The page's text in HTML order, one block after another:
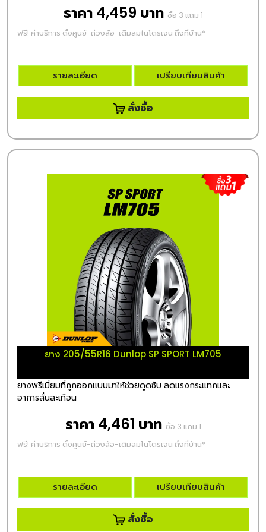
ราคา 4,459 บาท ซื้อ 3 แถม 1
ฟรี! ค่าบริการ ตั้งศูนย์-ถ่วงล้อ-เติมลมไนโตรเจน ถึงที่บ้าน*
รายละเอียด เปรียบเทียบสินค้า
สั่งซื้อ
ยาง 205/55R16 Dunlop SP SPORT LM705
ยางพรีเมี่ยมที่ถูกออกแบบมาให้ช่วยดูดซับ ลดแรงกระแทกและ
อาการสั่นสะเทือน
ราคา 4,461 บาท ซื้อ 3 แถม 1
ฟรี! ค่าบริการ ตั้งศูนย์-ถ่วงล้อ-เติมลมไนโตรเจน ถึงที่บ้าน*
รายละเอียด เปรียบเทียบสินค้า
สั่งซื้อ